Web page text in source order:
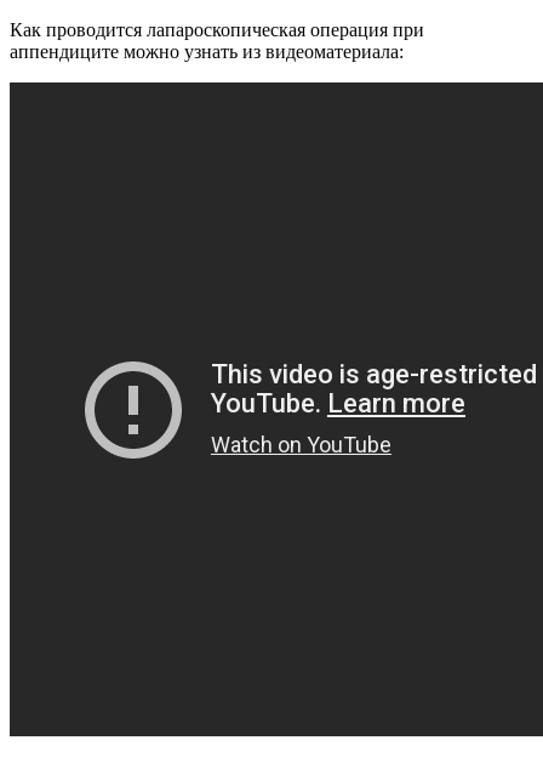
Как проводится лапароскопическая операция при
аппендиците можно узнать из видеоматериала: